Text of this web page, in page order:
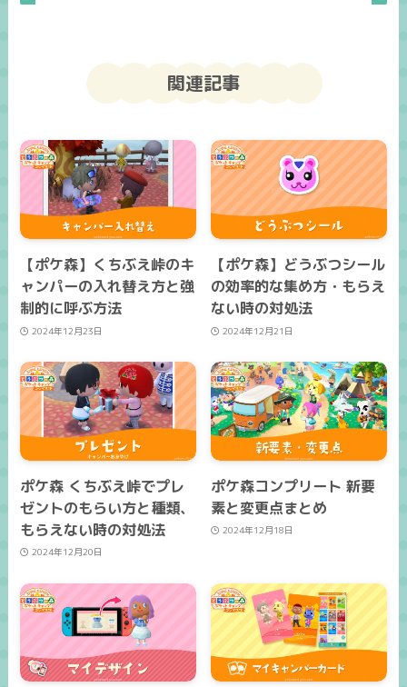
関連記事
【ポケ森】くちぶえ峠のキ
ャンパーの入れ替え方と強
制的に呼ぶ方法
2024年12月23日
【ポケ森】どうぶつシール
の効率的な集め方・もらえ
ない時の対処法
2024年12月21日
ポケ森 くちぶえ峠でプレ
ゼントのもらい方と種類、
もらえない時の対処法
2024年12月20日
ポケ森コンプリート 新要
素と変更点まとめ
2024年12月18日